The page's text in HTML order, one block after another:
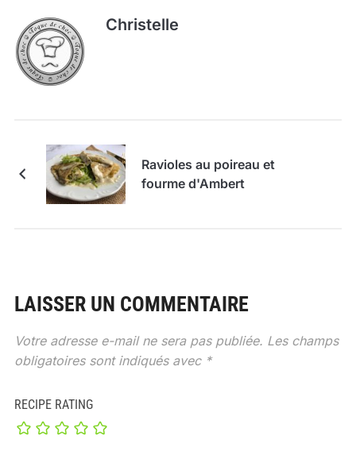
Christelle
Ravioles au poireau et
fourme d'Ambert
LAISSER UN COMMENTAIRE
Votre adresse e-mail ne sera pas publiée. Les champs
obligatoires sont indiqués avec *
RECIPE RATING